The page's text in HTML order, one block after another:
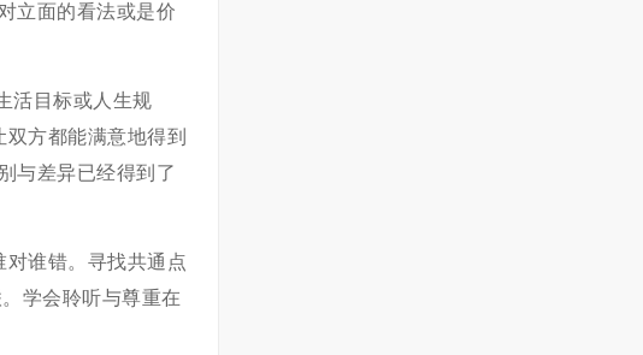
立面的看法或是价
活目标或人生规
方都能满意地得到
与差异已经得到了
谁错。寻找共通点
学会聆听与尊重在